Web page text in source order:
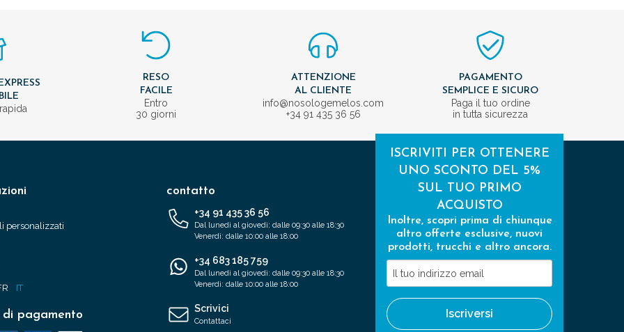
RESO
FACILE
Entro
30 giorni
ATTENZIONE
AL CLIENTE
info@nosologemelos.com
+34 91 435 36 56
PAGAMENTO
SEMPLICE E SICURO
Paga il tuo ordine
in tutta sicurezza
personalizzati
IT
pagamento
contatto
+34 91 435 36 56
Dal lunedì al giovedì: dalle 09:30 alle 18:30
Venerdì: dalle 10:00 alle 18:00
+34 683 185 759
Dal lunedì al giovedì: dalle 09:30 alle 18:30
Venerdì: dalle 10:00 alle 18:00
Scrivici
Contattaci
ISCRIVITI PER OTTENERE
UNO SCONTO DEL 5%
SUL TUO PRIMO
ACQUISTO
Inoltre, scopri prima di chiunque
altro offerte esclusive, nuovi
prodotti, trucchi e altro ancora.
tuo
indirizzo
email
Iscriversi